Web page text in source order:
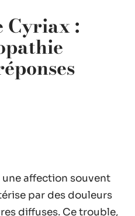
Cyriax :
une affection souvent
par des douleurs
diffuses. Ce trouble,